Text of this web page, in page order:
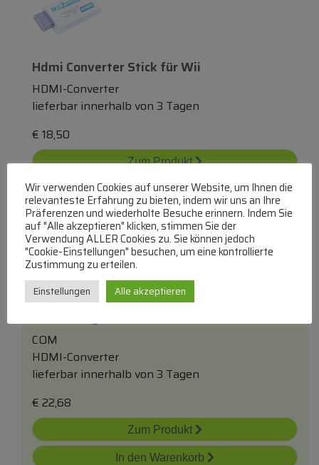
Hdmi Converter Stick fürWii
HDMI-Converter
lieferbar innerhalb von 3 Tagen
€ 18,50
Zum Produkt
In den Warenkorb
COM
HDMI-Converter
lieferbar innerhalb von 3 Tagen
€ 22,68
Zum Produkt
In den Warenkorb
Wir verwenden Cookies auf unserer Website, um Ihnen die
relevanteste Erfahrung zu bieten, indem wir uns an Ihre
Präferenzen und wiederholte Besuche erinnern. Indem Sie
auf "Alle akzeptieren" klicken, stimmen Sie der
Verwendung ALLER Cookies zu. Sie können jedoch
"Cookie-Einstellungen" besuchen, um eine kontrollierte
Zustimmung zu erteilen.
Einstellungen Alle akzeptieren